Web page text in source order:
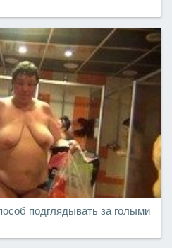
подглядывать за голыми